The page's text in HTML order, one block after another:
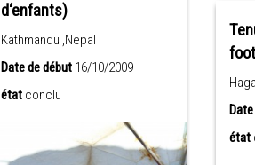
d‘enfants)
Kathmandu ,Nepal
Date de début16/10/2009
état conclu
état